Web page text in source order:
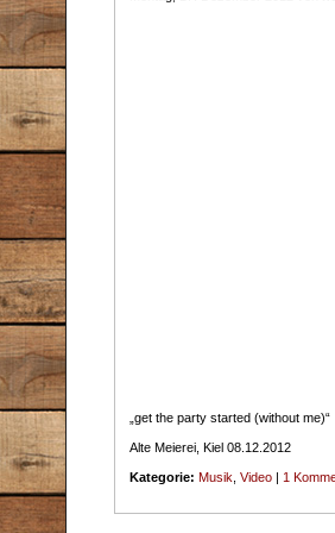
„get the party started (without me)“
Alte Meierei, Kiel 08.12.2012
Kategorie: Musik Video | 1